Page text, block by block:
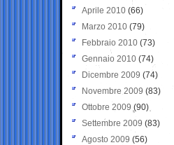
Aprile 2010 (66)
Marzo 2010 (79)
Febbraio 2010 (73)
Gennaio 2010 (74)
Dicembre 2009 (74)
Novembre 2009 (83)
Ottobre 2009 (90)
Settembre 2009 (83)
Agosto 2009 (56)